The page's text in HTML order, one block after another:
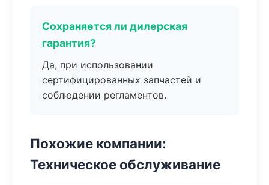
Сохраняется ли дилерская
гарантия?
Да, при использовании
сертифицированных запчастей и
соблюдении регламентов.
Похожие компании:
Техническое обслуживание